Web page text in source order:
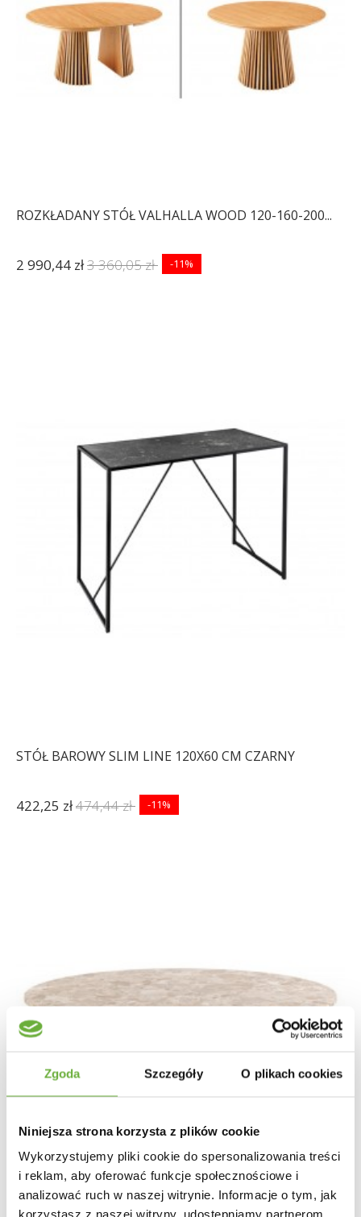
Zgoda Szczegóły O plikach cookies
Niniejsza strona korzysta z plików cookie
Wykorzystujemy pliki cookie do spersonalizowania treści
i reklam, aby oferować funkcje społecznościowe i
analizować ruch w naszej witrynie. Informacje o tym, jak
korzystasz z naszej witryny, udostępniamy partnerom
ROZKŁADANY STÓŁ VALHALLA WOOD 120-160-200...
2 990,44 zł3 360,05 zł -11%
STÓŁ BAROWY SLIM LINE 120X60 CM CZARNY
422,25 zł474,44 zł -11%